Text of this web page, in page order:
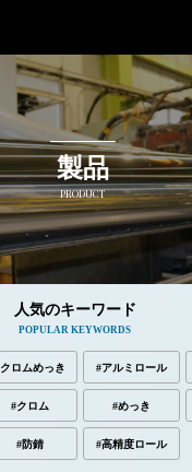
製品
PRODUCT
人気のキーワード
POPULAR KEYWORDS
ロムめっき #アルミロール
#クロム #めっき
#防錆 #高精度ロール